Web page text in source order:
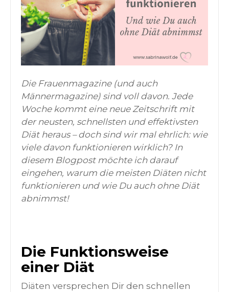
Die Frauenmagazine (und auch
Männermagazine) sind voll davon. Jede
Woche kommt eine neue Zeitschrift mit
der neusten, schnellsten und effektivsten
Diät heraus – doch sind wir mal ehrlich: wie
viele davon funktionieren wirklich? In
diesem Blogpost möchte ich darauf
eingehen, warum die meisten Diäten nicht
funktionieren und wie Du auch ohne Diät
abnimmst!
Die Funktionsweise
einer Diät
Diäten versprechen Dir den schnellen